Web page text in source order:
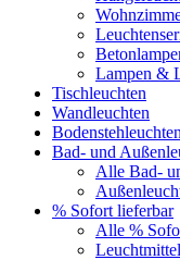
Lampen &
Tischleuchten
Wandleuchten
Bodenstehleuchten
Bad- und
Alle Bad-
% Sofort lieferbar
Alle %
Leuchtmittel